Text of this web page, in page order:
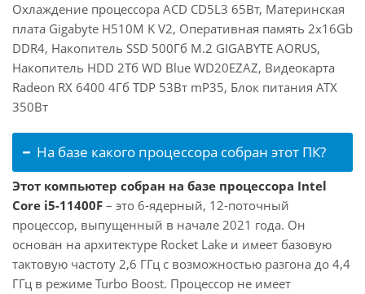
Охлаждение процессора ACD CD5L3 65Вт, Материнская
плата Gigabyte H510M K V2, Оперативная память 2x16Gb
DDR4, Накопитель SSD 500Гб M.2 GIGABYTE AORUS,
Накопитель HDD 2Тб WD Blue WD20EZAZ, Видеокарта
Radeon RX 6400 4Гб TDP 53Вт mP35, Блок питания ATX
350Вт
На базе какого процессора собран этот ПК?
Этот компьютер собран на базе процессора Intel
Core i5-11400F – это 6-ядерный, 12-поточный
процессор, выпущенный в начале 2021 года. Он
основан на архитектуре Rocket Lake и имеет базовую
тактовую частоту 2,6 ГГц с возможностью разгона до 4,4
ГГц в режиме Turbo Boost. Процессор не имеет